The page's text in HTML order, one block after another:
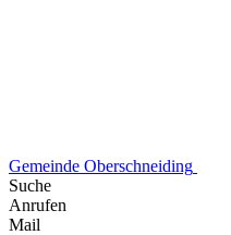
Gemeinde Oberschneiding
Suche
Anrufen
Mail